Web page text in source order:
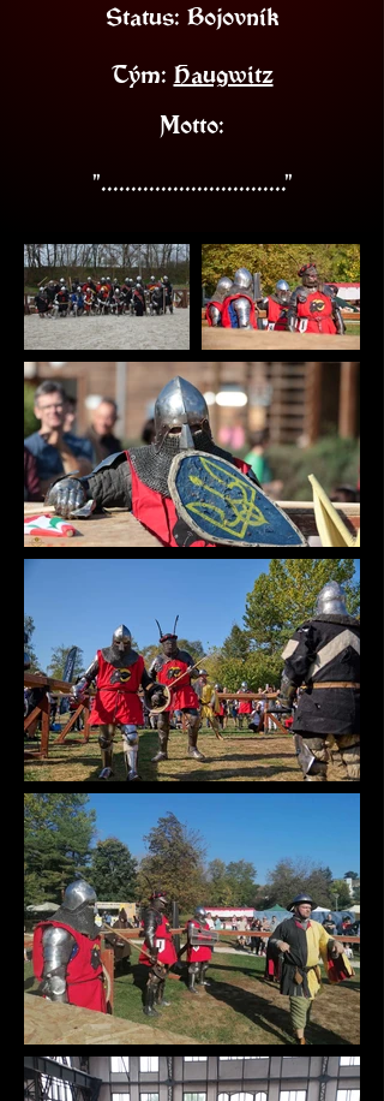
Status: Bojovník
Tým: Haugwitz
Motto:
"..............................."